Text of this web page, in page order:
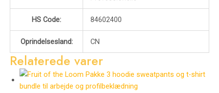
HS Code: 84602400
Oprindelsesland: CN
Relaterede varer